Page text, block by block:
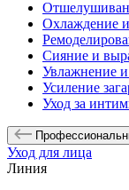
Охлаждение
Сияние и
Увлажнение
Усиление
Уход за
Уход для лица
Линия